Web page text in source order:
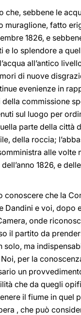
che, sebbene le
muraglione, fatto
1826, e
e lo splendore a
all’antico
di nuove
evenienze in
commissione
sul luogo per
parte della città
della roccia;
alle
1826, e
conoscere che la
Dandini e voi,
onde
il partito da
solo, ma
per la
un
che da quegli
il fiume in
, che può